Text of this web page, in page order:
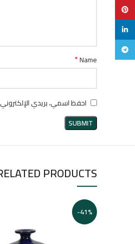
Name
*
احفظ اسمي، بريدي
PRODUCTS
-41%
تليجرام